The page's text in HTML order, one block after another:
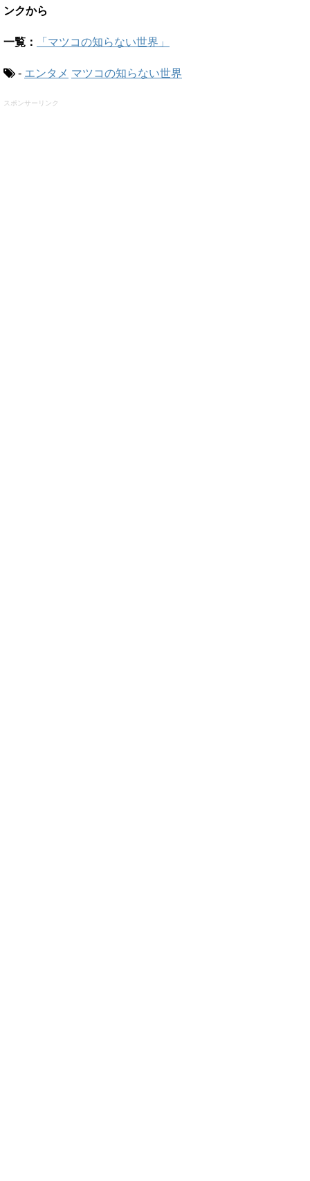
ンクから
一覧： 「マツコの知らない世界」
- エンタメ マツコの知らない世界
スポンサーリンク